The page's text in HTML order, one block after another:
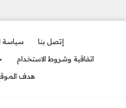
إتصل بنا
سياسة
اتفاقية وشروط الاستخدام
هدف